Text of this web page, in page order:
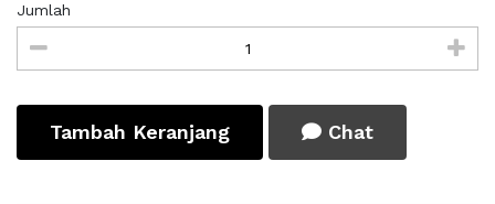
Jumlah
Tambah Keranjang Chat